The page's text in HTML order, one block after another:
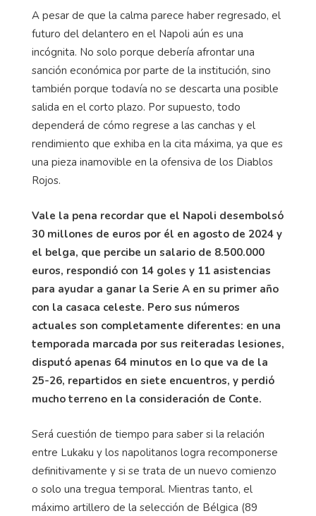
A pesar de que la calma parece haber regresado, el
futuro del delantero en el Napoli aún es una
incógnita. No solo porque debería afrontar una
sanción económica por parte de la institución, sino
también porque todavía no se descarta una posible
salida en el corto plazo. Por supuesto, todo
dependerá de cómo regrese a las canchas y el
rendimiento que exhiba en la cita máxima, ya que es
una pieza inamovible en la ofensiva de los Diablos
Rojos.
Vale la pena recordar que el Napoli desembolsó
30 millones de euros por él en agosto de 2024 y
el belga, que percibe un salario de 8.500.000
euros, respondió con 14 goles y 11 asistencias
para ayudar a ganar la Serie A en su primer año
con la casaca celeste. Pero sus números
actuales son completamente diferentes: en una
temporada marcada por sus reiteradas lesiones,
disputó apenas 64 minutos en lo que va de la
25-26, repartidos en siete encuentros, y perdió
mucho terreno en la consideración de Conte.
Será cuestión de tiempo para saber si la relación
entre Lukaku y los napolitanos logra recomponerse
definitivamente y si se trata de un nuevo comienzo
o solo una tregua temporal. Mientras tanto, el
máximo artillero de la selección de Bélgica (89